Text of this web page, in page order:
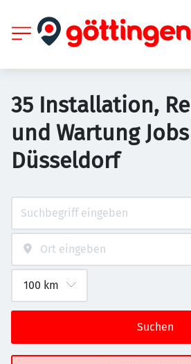
35 Installation,
und Wartung
Düsseldorf
Suchen